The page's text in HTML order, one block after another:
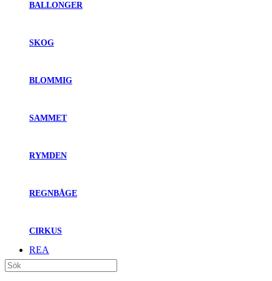
BALLONGER
SKOG
BLOMMIG
SAMMET
RYMDEN
REGNBÅGE
CIRKUS
REA